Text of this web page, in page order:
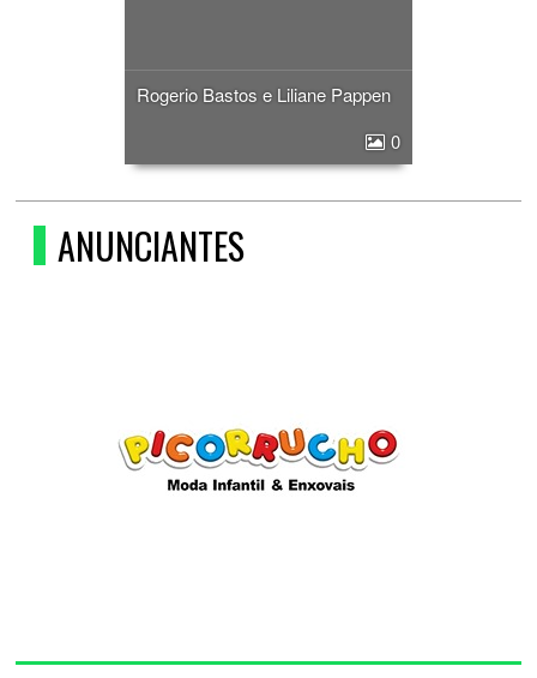
Rogerio Bastos e Liliane Pappen
0
ANUNCIANTES